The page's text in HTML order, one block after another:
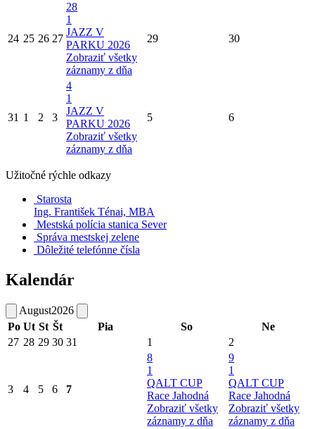
24 25 26 27
28
1
JAZZ V
PARKU 2026
Zobraziť všetky
záznamy z dňa
29 30
31 1 2 3
4
1
JAZZ V
PARKU 2026
Zobraziť všetky
záznamy z dňa
5 6
Užitočné rýchle odkazy
Starosta
Ing. František Ténai, MBA
Mestská polícia stanica Sever
Správa mestskej zelene
Dôležité telefónne čísla
Kalendár
August2026
Po Ut St Št Pia So
Ne
27 28 29 30 31 1 2
3 4 5 6 7
8
1
QALT CUP
Race Jahodná
Zobraziť všetky
záznamy z dňa
9
1
QALT CUP
Race Jahodná
Zobraziť všetky
záznamy z dňa